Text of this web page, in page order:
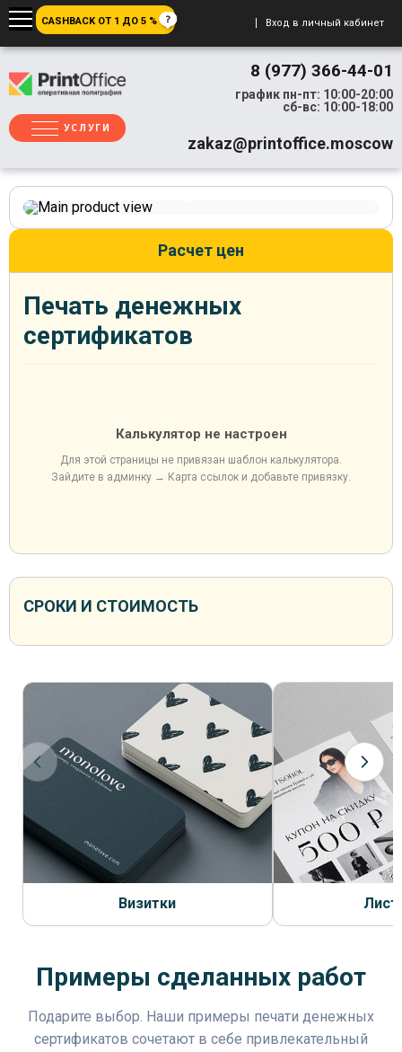
CASHBACK ОТ 1 ДО 5 % Вход в личный кабинет
УСЛУГИ
8 (977) 366-44-01
график пн-пт: 10:00-20:00
сб-вс: 10:00-18:00
zakaz@printoffice.moscow
Расчет цен
Печать денежных
сертификатов
Калькулятор не настроен
Для этой страницы не привязан шаблон калькулятора.
Зайдите в админку → Карта ссылок и добавьте привязку.
СРОКИ И СТОИМОСТЬ
Визитки
Примеры сделанных работ
Подарите выбор. Наши примеры печати денежных
сертификатов сочетают в себе привлекательный